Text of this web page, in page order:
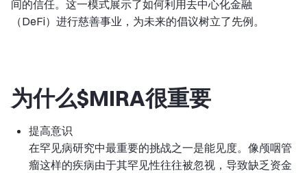
间的信任。这一模式展示了如何利用去中心化金融
（DeFi）进行慈善事业，为未来的倡议树立了先例。
为什么$MIRA很重要
提高意识
在罕见病研究中最重要的挑战之一是能见度。像颅咽管
瘤这样的疾病由于其罕见性往往被忽视，导致缺乏资金